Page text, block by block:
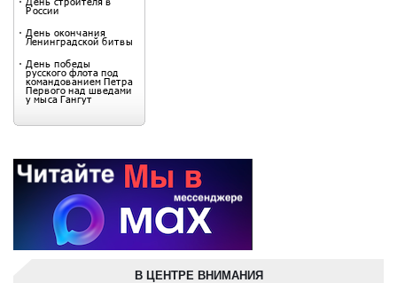
В ЦЕНТРЕ ВНИМАНИЯ